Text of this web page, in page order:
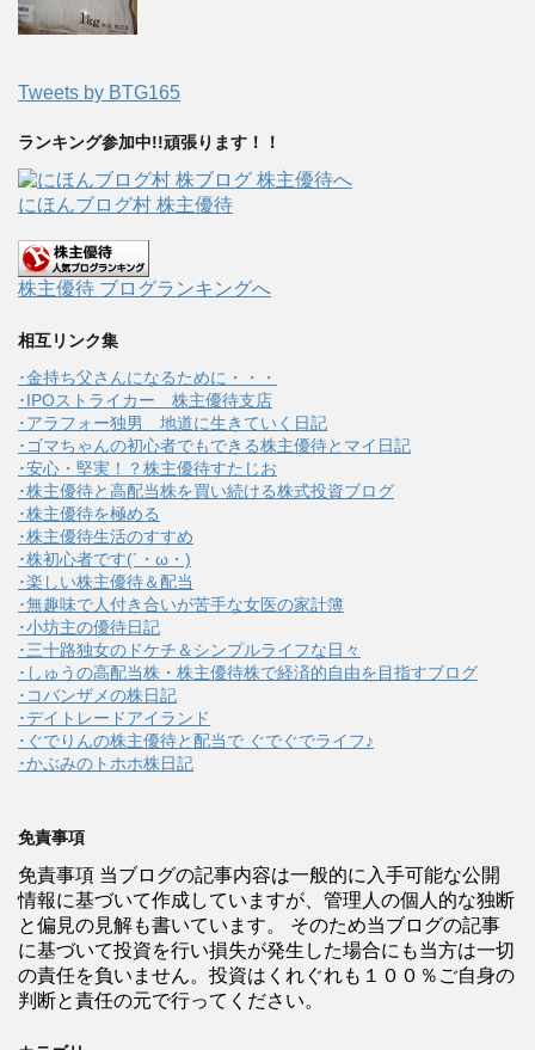
Tweets by BTG165
ランキング参加中!!頑張ります！！
にほんブログ村 株主優待
株主優待 ブログランキングへ
相互リンク集
･金持ち父さんになるために・・・
･IPOストライカー 株主優待支店
･アラフォー独男 地道に生きていく日記
･ゴマちゃんの初心者でもできる株主優待とマイ日記
･安心・堅実！？株主優待すたじお
･株主優待と高配当株を買い続ける株式投資ブログ
･株主優待を極める
･株主優待生活のすすめ
･株初心者です(´・ω・)
･楽しい株主優待＆配当
･無趣味で人付き合いが苦手な女医の家計簿
･小坊主の優待日記
･三十路独女のドケチ＆シンプルライフな日々
･しゅうの高配当株・株主優待株で経済的自由を目指すブログ
･コバンザメの株日記
･デイトレードアイランド
･ぐでりんの株主優待と配当で ぐでぐでライフ♪
･かぶみのトホホ株日記
免責事項
免責事項 当ブログの記事内容は一般的に入手可能な公開
情報に基づいて作成していますが、管理人の個人的な独断
と偏見の見解も書いています。 そのため当ブログの記事
に基づいて投資を行い損失が発生した場合にも当方は一切
の責任を負いません。投資はくれぐれも１００％ご自身の
判断と責任の元で行ってください。